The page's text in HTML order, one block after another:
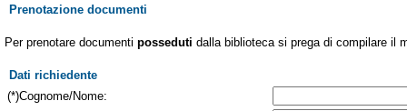
Prenotazione documenti
Per prenotare documenti posseduti dalla biblioteca si prega di compilare il
Dati richiedente
(*)Cognome/Nome: